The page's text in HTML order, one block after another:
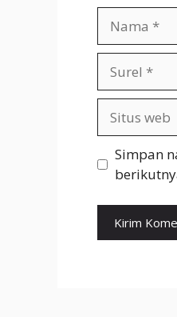
web
Simpan